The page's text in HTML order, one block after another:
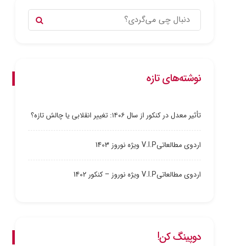
نوشته‌های تازه
تأثیر معدل در کنکور از سال ۱۴۰۶: تغییر انقلابی یا چالش تازه؟
اردوی مطالعاتیV.I.P ویژه نوروز 1403
اردوی مطالعاتیV.I.P ویژه نوروز – کنکور 1402
دوپینگ کن!